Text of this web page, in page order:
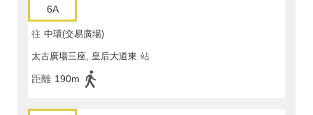
6A
往 中環(交易廣場)
太古廣場三座, 皇后大道東 站
距離 190m